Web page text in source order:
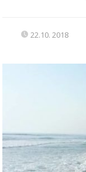
22.10. 2018